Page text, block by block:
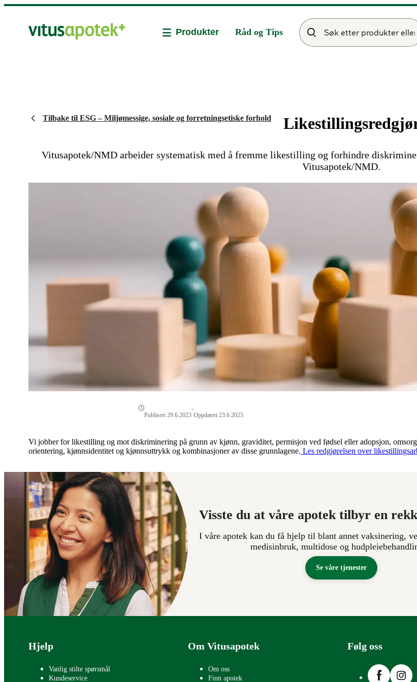
Produkter Råd og Tips
Tilbake til ESG – Miljømessige, sosiale og forretningsetiske forhold
Vitusapotek/NMD arbeider systematisk med å fremme likestilling og forhindre
Vitusapotek/NMD.
Publisert 29.6.2023
-
Oppdatert 23.6.2025
Vi jobber for likestilling og mot diskriminering på grunn av kjønn, graviditet, permisjon ved fødsel eller adopsjon,
orientering, kjønnsidentitet og kjønnsuttrykk og kombinasjoner av disse grunnlagene. Les redgjørelsen over
Visste du at våre apotek tilbyr en
I våre apotek kan du få hjelp til blant annet vaksinering,
medisinbruk, multidose og
Se våre tjenester
Bunntekst
Hjelp
Vanlig stilte spørsmål
Kundeservice
Om Vitusapotek
Om oss
Finn apotek
Følg oss
Facebook